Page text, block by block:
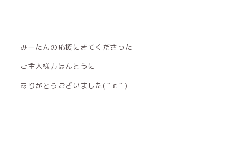
みーたんの応援にきてくださった
ご主人様方ほんとうに
ありがとうございました( ˘ ε ˘ )